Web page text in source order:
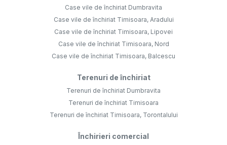
Case vile de închiriat Dumbravita
Case vile de închiriat Timisoara, Aradului
Case vile de închiriat Timisoara, Lipovei
Case vile de închiriat Timisoara, Nord
Case vile de închiriat Timisoara, Balcescu
Terenuri de închiriat
Terenuri de închiriat Dumbravita
Terenuri de închiriat Timisoara
Terenuri de închiriat Timisoara, Torontalului
Închirieri comercial